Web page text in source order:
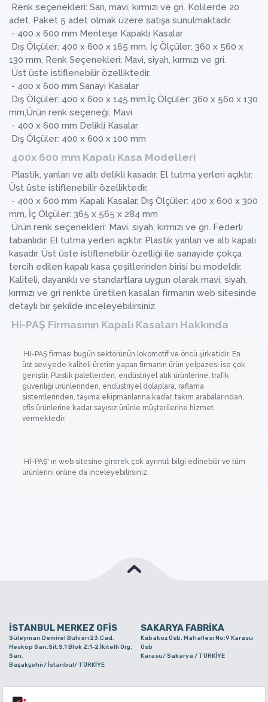
Renk seçenekleri: Sarı, mavi, kırmızı ve gri. Kolilerde 20
adet. Paket 5 adet olmak üzere satışa sunulmaktadır.
- 400 x 600 mm Menteşe Kapaklı Kasalar
Dış Ölçüler: 400 x 600 x 165 mm, İç Ölçüler: 360 x 560 x
130 mm, Renk Seçenekleri: Mavi, siyah, kırmızı ve gri.
Üst üste istiflenebilir özelliktedir.
- 400 x 600 mm Sanayi Kasalar
Dış Ölçüler: 400 x 600 x 145 mm,İç Ölçüler: 360 x 560 x 130
mm,Ürün renk seçeneği: Mavi
- 400 x 600 mm Delikli Kasalar
Dış Ölçüler: 400 x 600 x 100 mm
400x 600 mm Kapalı Kasa Modelleri
Plastik, yanları ve altı delikli kasadır. El tutma yerleri açıktır.
Üst üste istiflenebilir özelliktedir.
- 400 x 600 mm Kapalı Kasalar, Dış Ölçüler: 400 x 600 x 300
mm, İç Ölçüler: 365 x 565 x 284 mm
Ürün renk seçenekleri: Mavi, siyah, kırmızı ve gri. Federli
tabanlıdır. El tutma yerleri açıktır. Plastik yanları ve altı kapalı
kasadır. Üst üste istiflenebilir özelliği ile sanayide çokça
tercih edilen kapalı kasa çeşitlerinden birisi bu modeldir.
Kaliteli, dayanıklı ve standartlara uygun olarak mavi, siyah,
kırmızı ve gri renkte üretilen kasaları firmanın web sitesinde
detaylı bir şekilde inceleyebilirsiniz.
Hi-PAŞ Firmasının Kapalı Kasaları Hakkında
Hİ-PAŞ firması bugün sektörünün lokomotif ve öncü şirketidir. En
üst seviyede kaliteli üretim yapan firmanın ürün yelpazesi ise çok
geniştir. Plastik paletlerden, endüstriyel atık ürünlerine, trafik
güvenliği ürünlerinden, endüstriyel dolaplara, raflama
sistemlerinden, taşıma ekipmanlarına kadar, takım arabalarından,
ofis ürünlerine kadar sayısız ürünle müşterilerine hizmet
vermektedir.
Hİ-PAŞ' ın web sitesine girerek çok ayrıntılı bilgi edinebilir ve tüm
ürünlerini onlıne da inceleyebilirsiniz.
İSTANBUL MERKEZ OFİS SAKARYA FABRİKA
Süleyman Demirel Bulvarı 23.Cad.
Heskop San.Sit.S.1 Blok Z:1-2 İkitelli Org.
San.
Başakşehir/ İstanbul/ TÜRKİYE
Kabakoz Osb. Mahallesi No:9 Karasu
Osb
Karasu/ Sakarya / TÜRKİYE